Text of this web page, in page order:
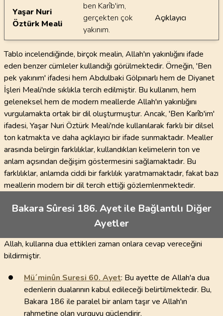
Yaşar Nuri
Öztürk Meali
ben Karîb'im,
gerçekten çok
yakınım.
Açıklayıcı
Tablo incelendiğinde, birçok mealin, Allah'ın yakınlığını ifade
eden benzer cümleler kullandığı görülmektedir. Örneğin, 'Ben
pek yakınım' ifadesi hem Abdulbaki Gölpınarlı hem de Diyanet
İşleri Meali'nde sıklıkla tercih edilmiştir. Bu kullanım, hem
geleneksel hem de modern meallerde Allah'ın yakınlığını
vurgulamakta ortak bir dil oluşturmuştur. Ancak, 'Ben Karîb'im'
ifadesi, Yaşar Nuri Öztürk Meali'nde kullanılarak farklı bir dilsel
ton katmakta ve daha açıklayıcı bir ifade sunmaktadır. Mealler
arasında belirgin farklılıklar, kullandıkları kelimelerin ton ve
anlam açısından değişim göstermesini sağlamaktadır. Bu
farklılıklar, anlamda ciddi bir farklılık yaratmamaktadır, fakat bazı
meallerin modern bir dil tercih ettiği gözlemlenmektedir.
Bakara Sûresi 186. Ayet ile Bağlantılı Diğer
Ayetler
Allah, kullarına dua ettikleri zaman onlara cevap vereceğini
bildirmiştir.
Mü´minûn Suresi 60. Ayet: Bu ayette de Allah'a dua
edenlerin dualarının kabul edileceği belirtilmektedir. Bu,
Bakara 186 ile paralel bir anlam taşır ve Allah'ın
rahmetine olan vurguyu güçlendirir.